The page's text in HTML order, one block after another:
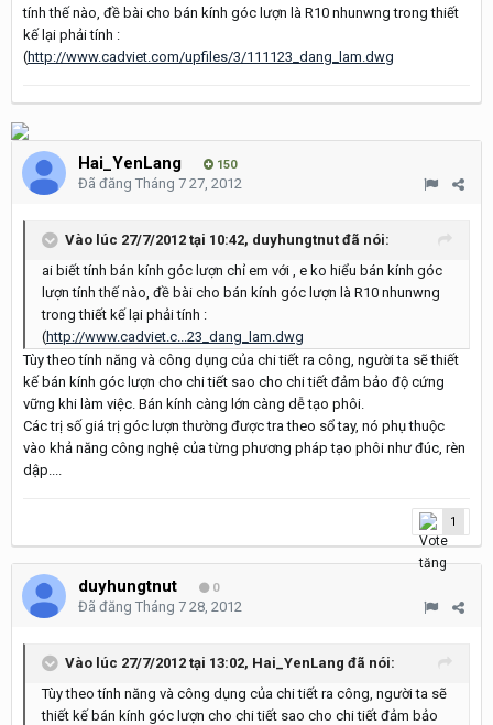
tính thế nào, đề bài cho bán kính góc lượn là R10 nhunwng trong thiết
kế lại phải tính :
(http://www.cadviet.com/upfiles/3/111123_dang_lam.dwg
Hai_YenLang 150
Đã đăng Tháng 7 27, 2012
Vào lúc 27/7/2012 tại 10:42, duyhungtnut đã nói:
ai biết tính bán kính góc lượn chỉ em với , e ko hiểu bán kính góc
lượn tính thế nào, đề bài cho bán kính góc lượn là R10 nhunwng
trong thiết kế lại phải tính :
(http://www.cadviet.c...23_dang_lam.dwg
Tùy theo tính năng và công dụng của chi tiết ra công, người ta sẽ thiết
kế bán kính góc lượn cho chi tiết sao cho chi tiết đảm bảo độ cứng
vững khi làm việc. Bán kính càng lớn càng dễ tạo phôi.
Các trị số giá trị góc lượn thường được tra theo sổ tay, nó phụ thuộc
vào khả năng công nghệ của từng phương pháp tạo phôi như đúc, rèn
dập....
1
duyhungtnut 0
Đã đăng Tháng 7 28, 2012
Vào lúc 27/7/2012 tại 13:02, Hai_YenLang đã nói:
Tùy theo tính năng và công dụng của chi tiết ra công, người ta sẽ
thiết kế bán kính góc lượn cho chi tiết sao cho chi tiết đảm bảo